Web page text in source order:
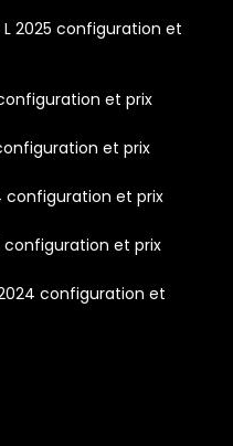
2025 configuration et
et prix
et prix
configuration et prix
configuration et prix
configuration et